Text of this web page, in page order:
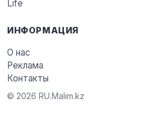
Life
ИНФОРМАЦИЯ
О нас
Реклама
Контакты
© 2026 RU.Malim.kz